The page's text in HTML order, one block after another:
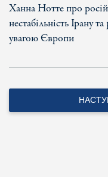
Ханна Нотте про
нестабільність Ірану
увагою Європи